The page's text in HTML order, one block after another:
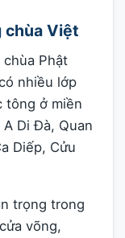
chùa Việt
Phật
nhiều lớp
tông ở miền
A Di Đà, Quan
Diếp, Cửu
trọng trong
võng,